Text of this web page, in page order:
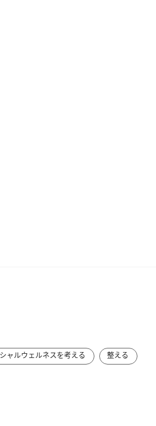
ャルウェルネスを考える
整える